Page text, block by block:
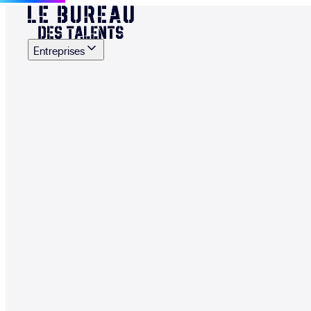
Entreprises